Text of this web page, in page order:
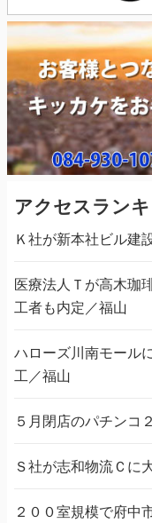
アクセスラン
Ｋ社が新本社ビル建
医療法人Ｔが高木珈
工者も内定／福山
ハローズ川南モール
工／福山
５月閉店のパチンコ
Ｓ社が志和物流Ｃに
２００室規模で府中